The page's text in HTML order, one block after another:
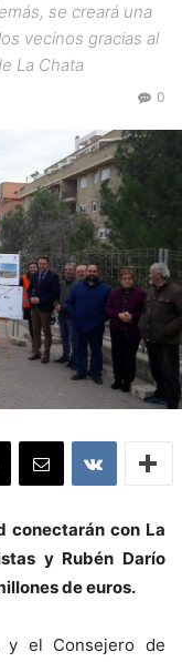
se creará una
vecinos gracias al
La Chata
0
conectarán con La
y Rubén Darío
de euros.
y el Consejero de